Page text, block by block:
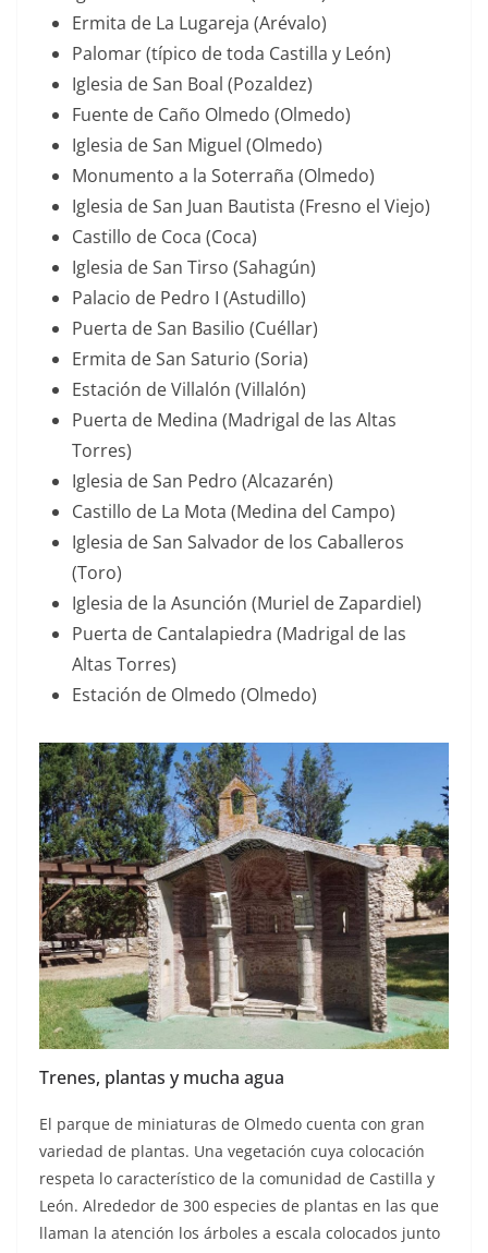
Ermita de La Lugareja (Arévalo)
Palomar (típico de toda Castilla y León)
Iglesia de San Boal (Pozaldez)
Fuente de Caño Olmedo (Olmedo)
Iglesia de San Miguel (Olmedo)
Monumento a la Soterraña (Olmedo)
Iglesia de San Juan Bautista (Fresno el Viejo)
Castillo de Coca (Coca)
Iglesia de San Tirso (Sahagún)
Palacio de Pedro I (Astudillo)
Puerta de San Basilio (Cuéllar)
Ermita de San Saturio (Soria)
Estación de Villalón (Villalón)
Puerta de Medina (Madrigal de las Altas
Torres)
Iglesia de San Pedro (Alcazarén)
Castillo de La Mota (Medina del Campo)
Iglesia de San Salvador de los Caballeros
(Toro)
Iglesia de la Asunción (Muriel de Zapardiel)
Puerta de Cantalapiedra (Madrigal de las
Altas Torres)
Estación de Olmedo (Olmedo)
Trenes, plantas y mucha agua
El parque de miniaturas de Olmedo cuenta con gran
variedad de plantas. Una vegetación cuya colocación
respeta lo característico de la comunidad de Castilla y
León. Alrededor de 300 especies de plantas en las que
llaman la atención los árboles a escala colocados junto